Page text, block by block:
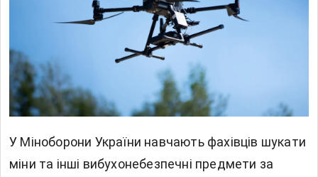
У Міноборони України навчають фахівців шукати
міни та інші вибухонебезпечні предмети за